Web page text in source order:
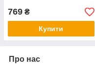
769 ₴
Купити
Про нас